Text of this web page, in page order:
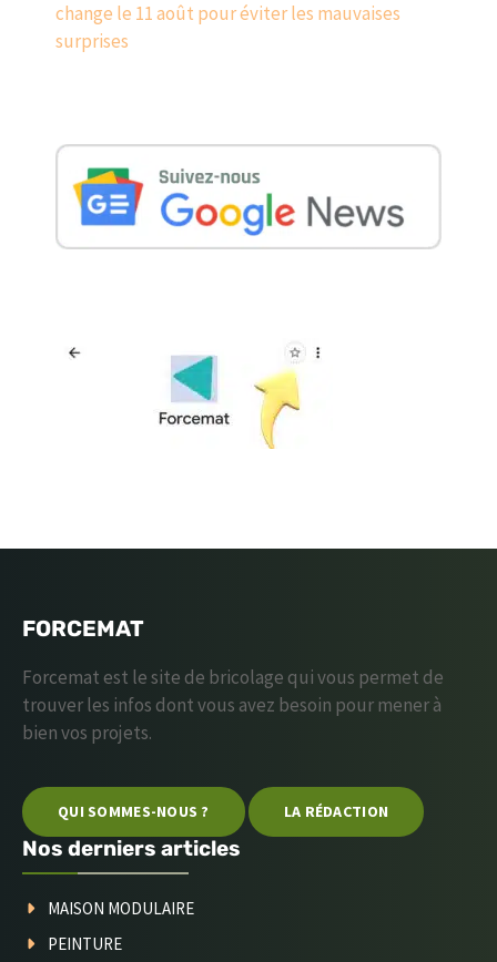
change le 11 août pour éviter les mauvaises
surprises
FORCEMAT
Forcemat est le site de bricolage qui vous permet de
trouver les infos dont vous avez besoin pour mener à
bien vos projets.
QUI SOMMES-NOUS ? LA RÉDACTION
Nos derniers articles
MAISON MODULAIRE
PEINTURE